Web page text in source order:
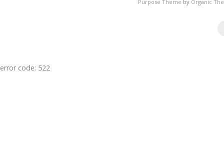
Purpose Theme by Organic
error code: 522